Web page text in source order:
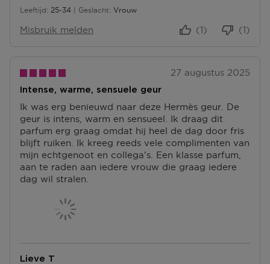
Leeftijd
25 tot 3425-34 Geslacht Vrouw
Misbruik melden (1)
(1)
27 augustus 2025
Intense, warme, sensuele geur
Ik was erg benieuwd naar deze Hermès geur. De
geur is intens, warm en sensueel. Ik draag dit
parfum erg graag omdat hij heel de dag door fris
blijft ruiken. Ik kreeg reeds vele complimenten van
mijn echtgenoot en collega's. Een klasse parfum,
aan te raden aan iedere vrouw die graag iedere
dag wil stralen.
Lieve T